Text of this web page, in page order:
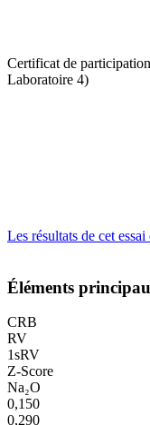
Certificat de
Laboratoire 4)
Les résultats de cet
Éléments
CRB
RV
1sRV
Z-Score
Na₂O
0,150
0,290